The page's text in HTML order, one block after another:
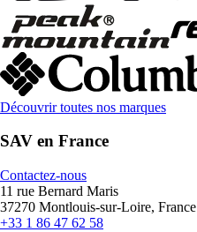
Découvrir toutes nos marques
SAV en France
Contactez-nous
11 rue Bernard Maris
37270 Montlouis-sur-Loire, France
+33 1 86 47 62 58